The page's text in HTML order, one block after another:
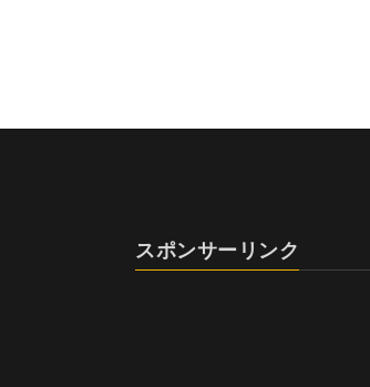
スポンサーリンク